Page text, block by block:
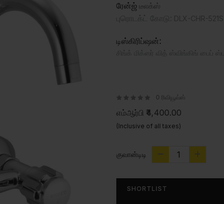
ரேன்ஜ் டீலக்ஸ்
டிஸ்கிரிப்ஷன்:
0 ரிவியூவ்ஸ்
எம்ஆர்பி ₹4,400.00
(Inclusive of all taxes)
குவான்டிடி
SHORTLIST